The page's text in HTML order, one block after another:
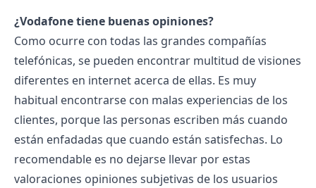
¿Vodafone tiene buenas opiniones?
Como ocurre con todas las grandes compañías
telefónicas, se pueden encontrar multitud de visiones
diferentes en internet acerca de ellas. Es muy
habitual encontrarse con malas experiencias de los
clientes, porque las personas escriben más cuando
están enfadadas que cuando están satisfechas. Lo
recomendable es no dejarse llevar por estas
valoraciones opiniones subjetivas de los usuarios